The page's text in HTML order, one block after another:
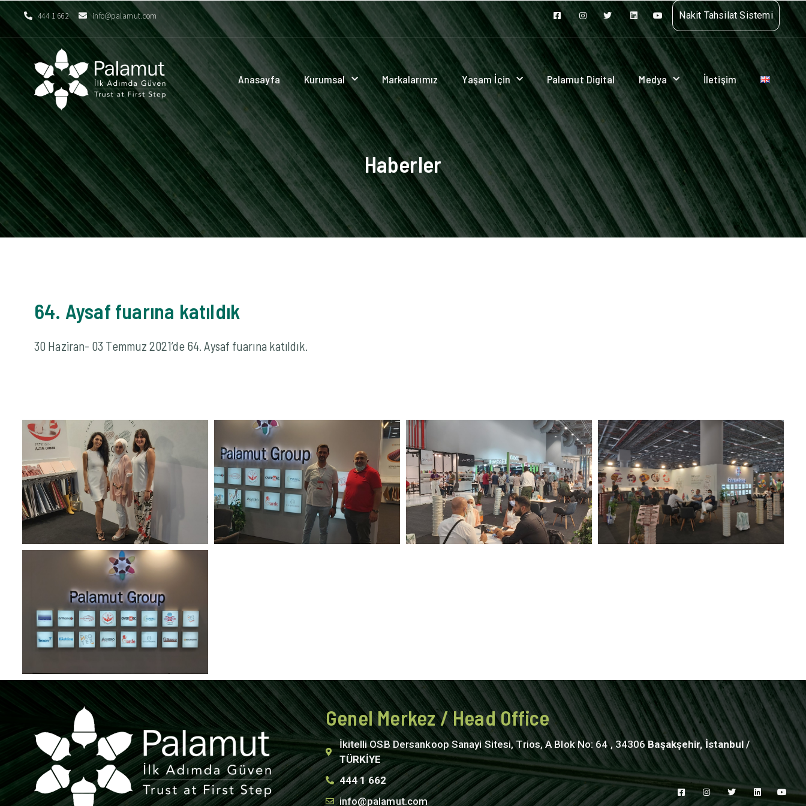
444 1 662 info@palamut.com Nakit Tahsilat Sistemi
Anasayfa Kurumsal Markalarımız Yaşam İçin Palamut Digital Medya İletişim
Haberler
64. Aysaf fuarına katıldık
30 Haziran- 03 Temmuz 2021’de 64. Aysaf fuarına katıldık.
Genel Merkez / Head Office
İkitelli OSB Dersankoop Sanayi Sitesi, Trios, A Blok No: 64 , 34306Başakşehir, İstanbul /
TÜRKİYE
444 1 662
info@palamut.com